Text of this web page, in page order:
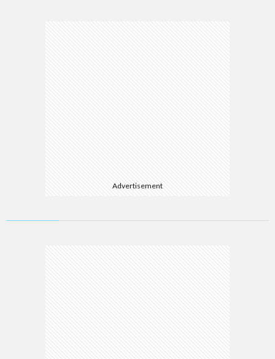
Advertisement